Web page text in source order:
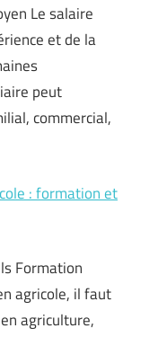
Le salaire
et de la
peut
commercial,
: formation et
Formation
agricole, il faut
agriculture,